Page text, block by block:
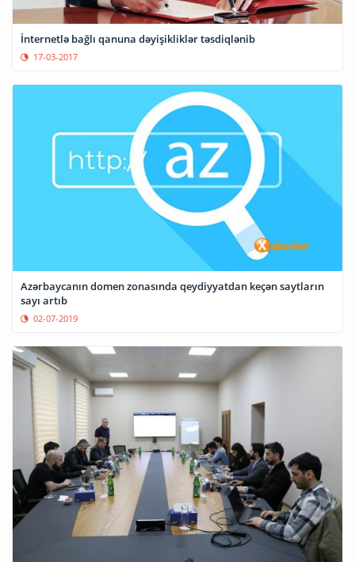
İnternetlə bağlı qanuna dəyişikliklər təsdiqlənib
17-03-2017
Azərbaycanın domen zonasında qeydiyyatdan keçən saytların
sayı artıb
02-07-2019